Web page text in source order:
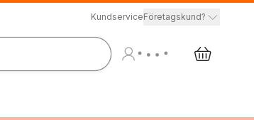
KundserviceFöretagskund?